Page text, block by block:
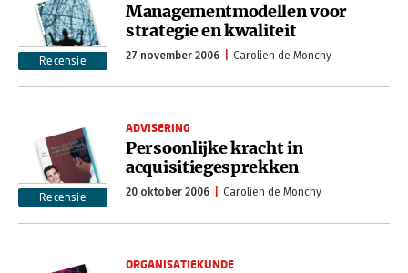
Recensie
Managementmodellen voor
strategie en kwaliteit
27 november 2006 Carolien de Monchy
Recensie
ADVISERING
Persoonlijke kracht in
acquisitiegesprekken
20 oktober 2006 Carolien de Monchy
ORGANISATIEKUNDE